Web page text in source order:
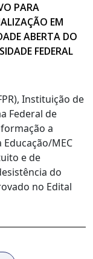
PARA
EM
ABERTA DO
FEDERAL
Instituição de
Federal de
a
MEC
e de
do
no Edital